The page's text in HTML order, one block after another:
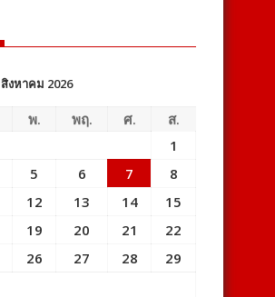
สิงหาคม 2026
พ. พฤ. ศ.
ส.
1
5 6 7
8
12 13 14
15
19 20 21
22
26 27 28
29